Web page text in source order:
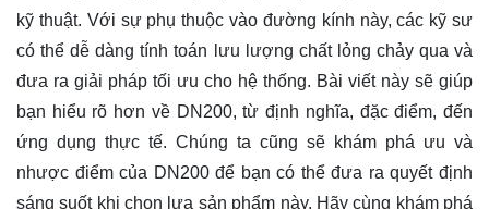
kỹ thuật. Với sự phụ thuộc vào đường kính này, các kỹ sư
có thể dễ dàng tính toán lưu lượng chất lỏng chảy qua và
đưa ra giải pháp tối ưu cho hệ thống. Bài viết này sẽ giúp
bạn hiểu rõ hơn về DN200, từ định nghĩa, đặc điểm, đến
ứng dụng thực tế. Chúng ta cũng sẽ khám phá ưu và
nhược điểm của DN200 để bạn có thể đưa ra quyết định
sáng suốt khi chọn lựa sản phẩm này. Hãy cùng khám phá